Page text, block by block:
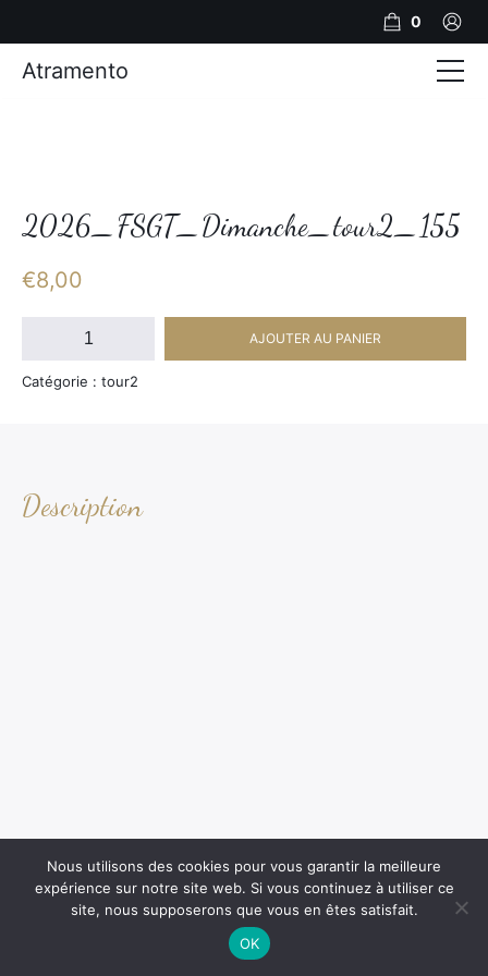
2026_FSGT_Dimanche_tour2_155
€8,00
quantité
2026_FSGT_Dimanche_tour2_155
AJOUTER AU PANIER
Catégorie : tour2
Description
0
Atramento
Photos
Nous utilisons des cookies pour vous garantir la meilleure
expérience sur notre site web. Si vous continuez à utiliser ce
site, nous supposerons que vous en êtes satisfait.
OK